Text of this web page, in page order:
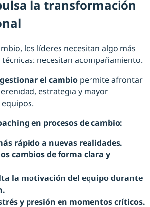
la transformación
los líderes necesitan algo más
necesitan acompañamiento.
el cambio permite afrontar
estrategia y mayor
en procesos de cambio:
rápido a nuevas realidades.
cambios de forma clara y
la motivación del equipo durante
y presión en momentos críticos.